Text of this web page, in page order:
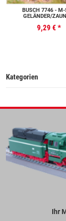
BUSCH 7746 - M-
GELÄNDER/
9,29 € *
Kategorien
Ihr